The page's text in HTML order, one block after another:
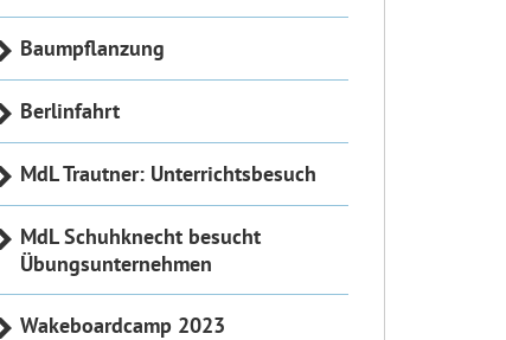
Baumpflanzung
Berlinfahrt
MdL Trautner: Unterrichtsbesuch
MdL Schuhknecht besucht
Übungsunternehmen
Wakeboardcamp 2023